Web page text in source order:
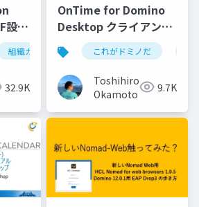
設定
組織カレンダー 組織スケジュール
32.9K
OnTime for Domino
Desktop クライアント
マニュアルこれがドミノだ
Toshihiro
Okamoto
9.7K